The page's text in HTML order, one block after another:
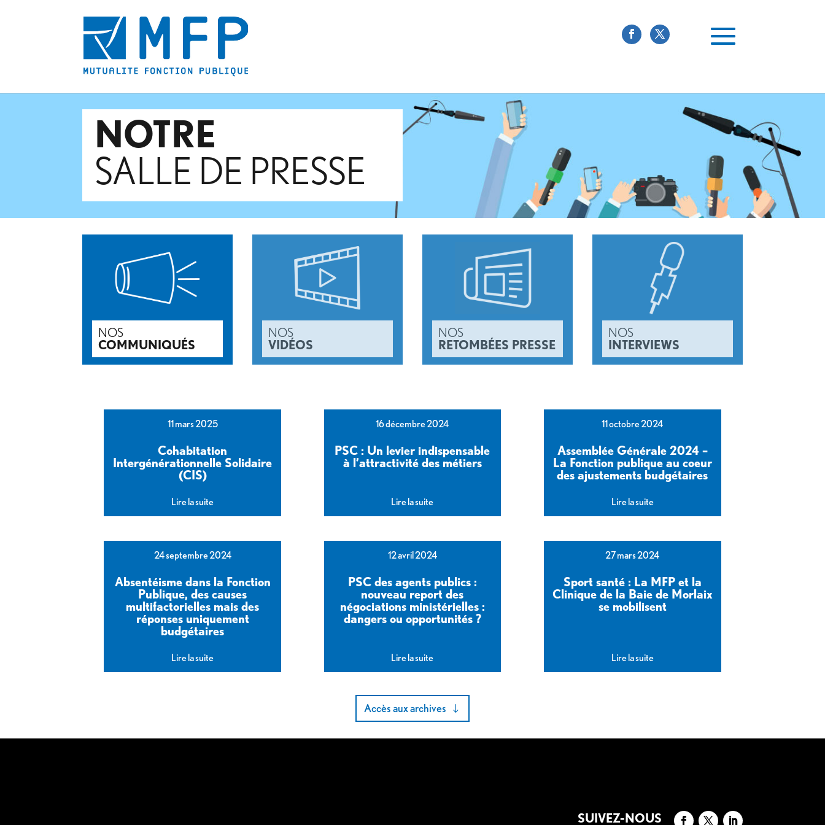
NOTRE
SALLE DE PRESSE
NOS
COMMUNIQUÉS
NOS
VIDÉOS
NOS
RETOMBÉES PRESSE
NOS
INTERVIEWS
11 mars 2025
Cohabitation
Intergénérationnelle Solidaire
(CIS)
Lire la suite
16 décembre 2024
PSC : Un levier indispensable
à l’attractivité des métiers
Lire la suite
11 octobre 2024
Assemblée Générale 2024 –
La Fonction publique au coeur
des ajustements budgétaires
Lire la suite
24 septembre 2024
Absentéisme dans la Fonction
Publique, des causes
multifactorielles mais des
réponses uniquement
budgétaires
Lire la suite
12 avril 2024
PSC des agents publics :
nouveau report des
négociations ministérielles :
dangers ou opportunités ?
Lire la suite
27 mars 2024
Sport santé : La MFP et la
Clinique de la Baie de Morlaix
se mobilisent
Lire la suite
Accès aux archives
SUIVEZ-NOUS